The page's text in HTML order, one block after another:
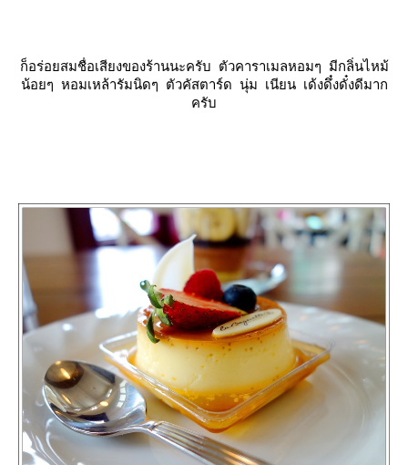
ก็อร่อยสมชื่อเสียงของร้านนะครับ ตัวคาราเมลหอมๆ มีกลิ่นไหม้
น้อยๆ หอมเหล้ารัมนิดๆ ตัวคัสตาร์ด นุ่ม เนียน เด้งดึ๋งดั๋งดีมาก
ครับ